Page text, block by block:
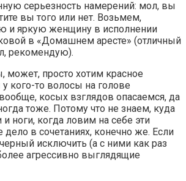
серьезность намерений: мол, вы
вы того или нет. Возьмем,
и яркую женщину в исполнении
в «Домашнем аресте» (отличный
рекомендую).
просто хотим красное
у кого-то волосы на голове
косых взглядов опасаемся, да
тоже. Потому что не знаем, куда
и ноги, когда ловим на себе эти
дело в сочетаниях, конечно же. Если
исключить (а с ними как раз
агрессивно выглядящие